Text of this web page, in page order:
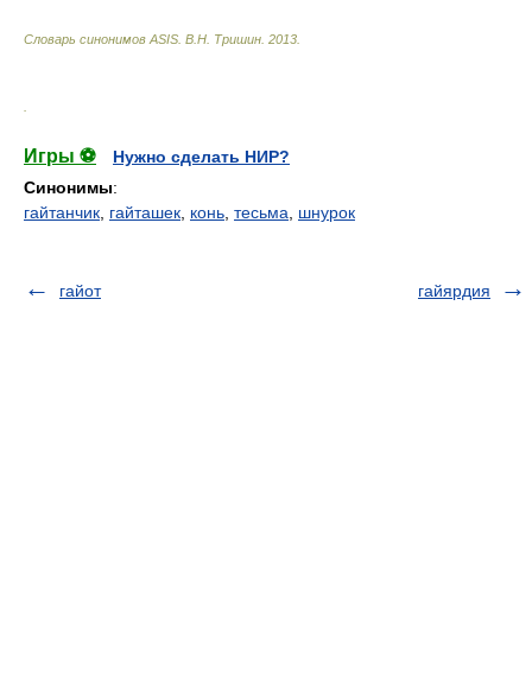
Словарь синонимов ASIS. В.Н. Тришин 2013
Игры ⚽
Нужно сделать НИР?
Синонимы:
гайтанчик гайташек конь тесьма шнурок
гайот гайярдия